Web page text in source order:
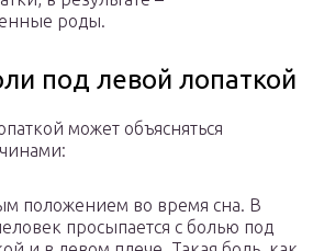
роды.
под левой лопаткой
может объясняться
положением во время сна. В
просыпается с болью под